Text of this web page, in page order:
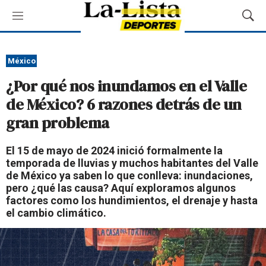
M
e
ú
M
o
u
e
d
a
México
¿Por qué nos inundamos en el Valle
de México? 6 razones detrás de un
gran problema
El 15 de mayo de 2024 inició formalmente la
temporada de lluvias y muchos habitantes del Valle
de México ya saben lo que conlleva: inundaciones,
pero ¿qué las causa? Aquí exploramos algunos
factores como los hundimientos, el drenaje y hasta
el cambio climático.